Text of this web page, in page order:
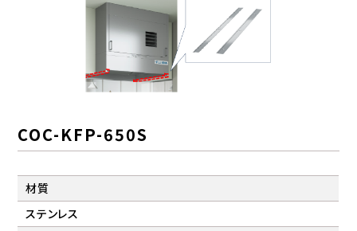
COC-KFP-650S
材質
ステンレス